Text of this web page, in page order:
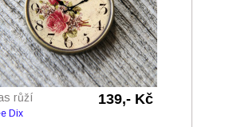
růží 139,- Kč
Dix